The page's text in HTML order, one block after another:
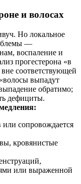
и волосах
Но локальное
—
воспаление и
прогестерона «в
соответствующей
выпадут
обратимо;
дефициты.
сопровождается
кровянистые
или выраженной